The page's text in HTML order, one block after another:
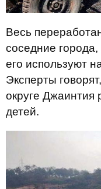
Весь
соседние
его используют
Эксперты
округе Джаинтия
детей.